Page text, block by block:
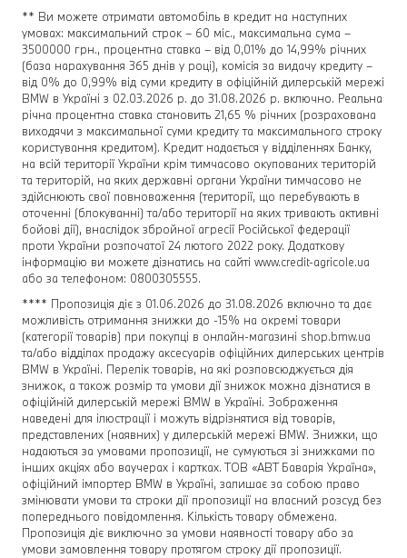
** Ви можете отримати автомобіль в кредит на наступних
умовах: максимальний строк – 60 міс., максимальна сума –
3500000 грн., процентна ставка – від 0,01% до 14,99% річних
(база нарахування 365 днів у році), комісія за видачу кредиту –
від 0% до 0,99% від суми кредиту в офіційній дилерській мережі
BMW в Україні з 02.03.2026 р. до 31.08.2026 р. включно. Реальна
річна процентна ставка становить 21,65 % річних (розрахована
виходячи з максимальної суми кредиту та максимального строку
користування кредитом). Кредит надається у відділеннях Банку,
на всій території України крім тимчасово окупованих територій
та територій, на яких державні органи України тимчасово не
здійснюють свої повноваження (території, що перебувають в
оточенні (блокуванні) та/або території на яких тривають активні
бойові дії), внаслідок збройної агресії Російської федерації
проти України розпочатої 24 лютого 2022 року. Додаткову
інформацію ви можете дізнатись на сайті www.credit-agricole.ua
або за телефоном: 0800305555.
**** Пропозиція діє з 01.06.2026 до 31.08.2026 включно та дає
можливість отримання знижки до -15% на окремі товари
(категорії товарів) при покупці в онлайн-магазині shop.bmw.ua
та/або відділах продажу аксесуарів офіційних дилерських центрів
BMW в Україні. Перелік товарів, на які розповсюджується дія
знижок, а також розмір та умови дії знижок можна дізнатися в
офіційній дилерській мережі BMW в Україні. Зображення
наведені для ілюстрації і можуть відрізнятися від товарів,
представлених (наявних) у дилерській мережі BMW. Знижки, що
надаються за умовами пропозиції, не сумуються зі знижками по
інших акціях або ваучерах і картках. ТОВ «АВТ Баварія Україна»,
офіційний імпортер BMW в Україні, залишає за собою право
змінювати умови та строки дії пропозиції на власний розсуд без
попереднього повідомлення. Кількість товару обмежена.
Пропозиція діє виключно за умови наявності товару або за
умови замовлення товару протягом строку дії пропозиції.